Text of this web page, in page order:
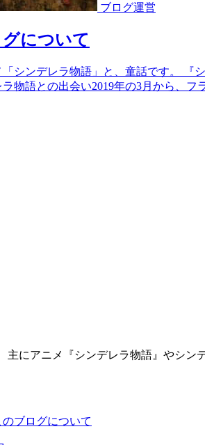
ブログ運営
について
シンデレラ物語」と、童話です。 『
物語との出会い2019年の3月から、フ
主にアニメ『シンデレラ物語』やシ
ブログについて